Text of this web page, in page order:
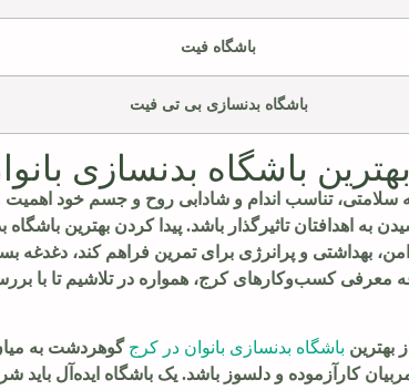
باشگاه فیت
باشگاه بدنسازی بی تی فیت
باشگاه بدنسازی
سلامتی، تناسب اندام و شادابی روح و جسم خود
به اهدافتان تاثیرگذار باشد. پیدا کردن بهترین
بهداشتی و پرانرژی برای تمرین فراهم کند، دغدغه
معرفی کسب‌وکارهای کرج، همواره در تلاشیم تا با
بهترین باشگاه بدنسازی بانوان در کرج گوهردشت به میان
کارآزموده و دلسوز باشد. یک باشگاه ایده‌آل باید